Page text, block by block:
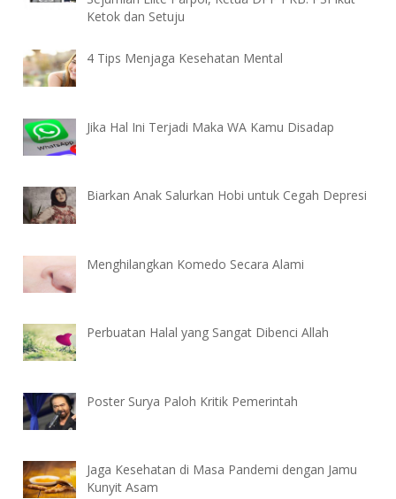
Ketok dan Setuju
4 Tips Menjaga Kesehatan Mental
Jika Hal Ini Terjadi Maka WA Kamu Disadap
Biarkan Anak Salurkan Hobi untuk Cegah Depresi
Menghilangkan Komedo Secara Alami
Perbuatan Halal yang Sangat Dibenci Allah
Poster Surya Paloh Kritik Pemerintah
Jaga Kesehatan di Masa Pandemi dengan Jamu
Kunyit Asam